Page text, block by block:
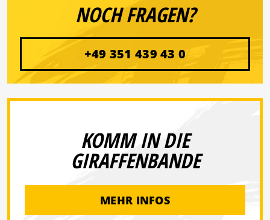
NOCH FRAGEN?
+49 351 439 43 0
KOMM IN DIE
GIRAFFENBANDE
MEHR INFOS